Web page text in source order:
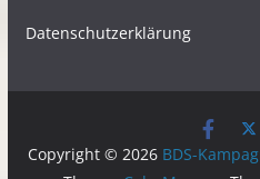
Datenschutzerklärung
Copyright © 2026 BDS-